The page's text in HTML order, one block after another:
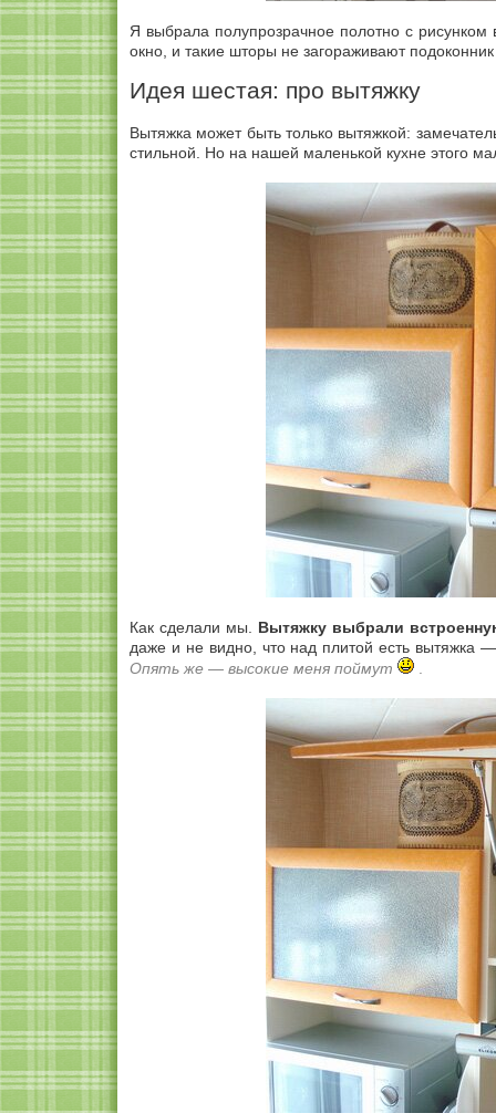
Я выбрала полупрозрачное полотно с
окно, и такие шторы не загораживают
Идея шестая: про вытяжку
Вытяжка может быть только вытяжкой:
стильной. Но на нашей маленькой кухне этого
Как сделали мы. Вытяжку выбрали
даже и не видно, что над плитой есть вытяжка
Опять же — высокие меня поймут